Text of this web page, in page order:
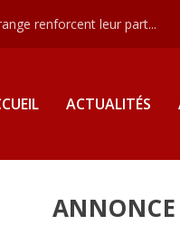
renforcent leur part...
ACTUALITÉS